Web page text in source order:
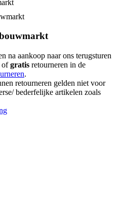
na aankoop naar ons terugsturen
ofgratis retourneren in de
.
retourneren gelden niet voor
bederfelijke artikelen zoals